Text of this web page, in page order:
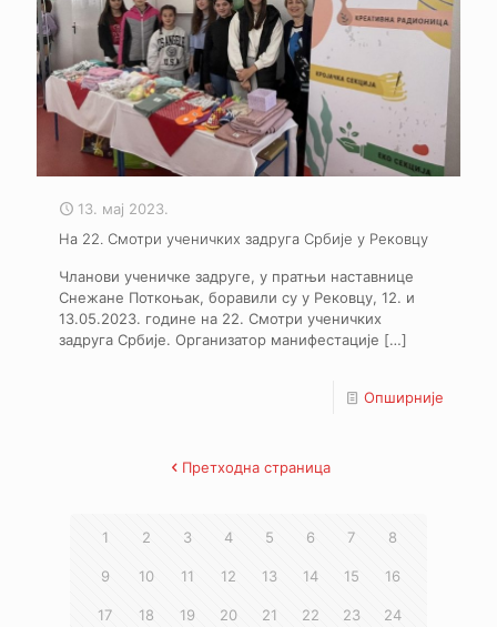
13. мај 2023.
На 22. Смотри ученичких задруга Србије у Рековцу
Чланови ученичке задруге, у пратњи наставнице
Снежане Поткоњак, боравили су у Рековцу, 12. и
13.05.2023. године на 22. Смотри ученичких
задруга Србије. Организатор манифестације […]
Опширније
Претходна страница
1 2 3 4 5 6 7 8
9 10 11 12 13 14 15 16
17 18 19 20 21 22 23 24